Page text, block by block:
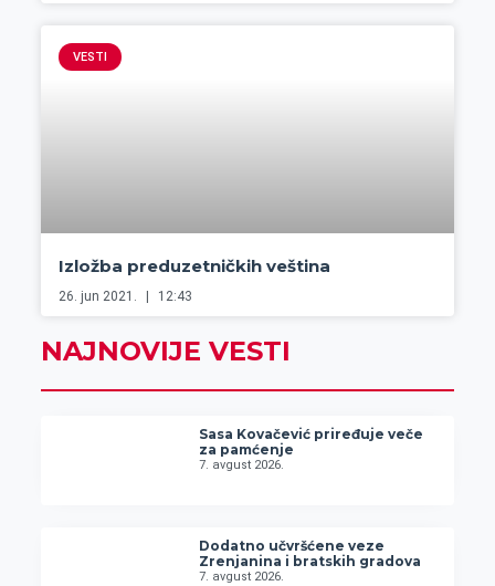
VESTI
Izložba preduzetničkih veština
26. jun 2021. 12:43
NAJNOVIJE VESTI
Sasa Kovačević priređuje veče
za pamćenje
7. avgust 2026.
Dodatno učvršćene veze
Zrenjanina i bratskih gradova
7. avgust 2026.